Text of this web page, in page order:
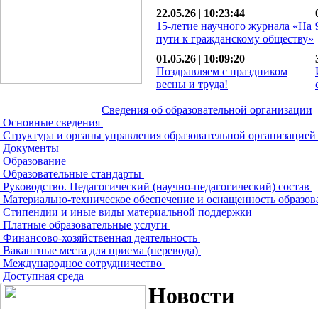
22.05.26 | 10:23:44
15-летие научного журнала «На
пути к гражданскому обществу»
01.05.26 | 10:09:20
Поздравляем с праздником
весны и труда!
Сведения об образовательной организации
Основные сведения
Структура и органы управления образовательной организацией
Документы
Образование
Образовательные стандарты
Руководство. Педагогический (научно-педагогический) состав
Материально-техническое обеспечение и оснащенность
Стипендии и иные виды материальной поддержки
Платные образовательные услуги
Финансово-хозяйственная деятельность
Вакантные места для приема (перевода)
Международное сотрудничество
Доступная среда
Новости